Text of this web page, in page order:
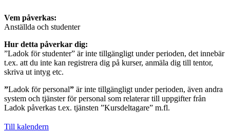
Vem påverkas:
Anställda och studenter
Hur detta påverkar dig:
”Ladok för studenter” är inte tillgängligt under perioden, det innebär
t.ex. att du inte kan registrera dig på kurser, anmäla dig till tentor,
skriva ut intyg etc.
”Ladok för personal” är inte tillgängligt under perioden, även andra
system och tjänster för personal som relaterar till uppgifter från
Ladok påverkas t.ex. tjänsten ”Kursdeltagare” m.fl.
Till kalendern